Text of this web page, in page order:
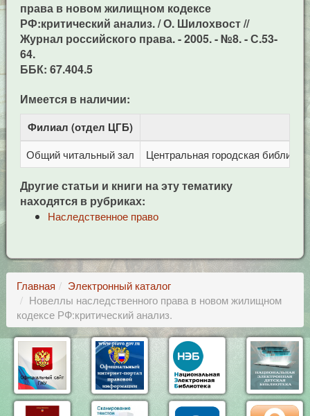
права в новом жилищном кодексе
РФ:критический анализ. / О. Шилохвост //
Журнал российского права. - 2005. - №8. - С.53-
64.
ББК: 67.404.5
Имеется в наличии:
Филиал (отдел ЦГБ)
Общий читальный зал Центральная городская
Другие статьи и книги на эту тематику
находятся в рубриках:
Наследственное право
Главная
Электронный каталог
Новеллы наследственного права в новом жилищном
кодексе РФ:критический анализ.